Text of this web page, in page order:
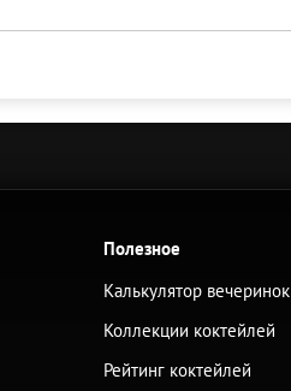
Полезное
Калькулятор вечеринок
Коллекции коктейлей
Рейтинг коктейлей